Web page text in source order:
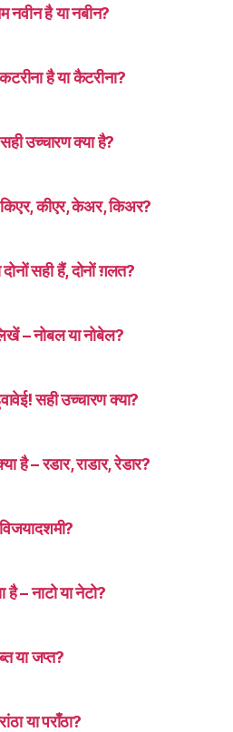
नवीन है या नबीन?
है या कैटरीना?
उच्चारण क्या है?
कीएर, केअर, किअर?
दोनों सही हैं, दोनों ग़लत?
– नोबल या नोबेल?
सही उच्चारण क्या?
है – रडार, राडार, रेडार?
– नाटो या नेटो?
या जप्त?
या पराँठा?